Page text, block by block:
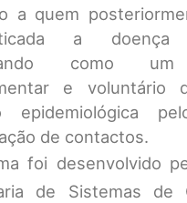
a quem
a
como um
e voluntário
epidemiológica
de contactos.
foi desenvolvido
de Sistemas de